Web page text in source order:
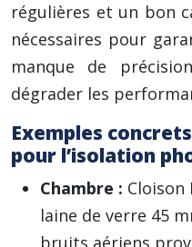
régulières et un bon
nécessaires pour
manque de
dégrader les
Exemples
pour l’isolation
Chambre : Cloison
laine de verre 45
bruits aériens